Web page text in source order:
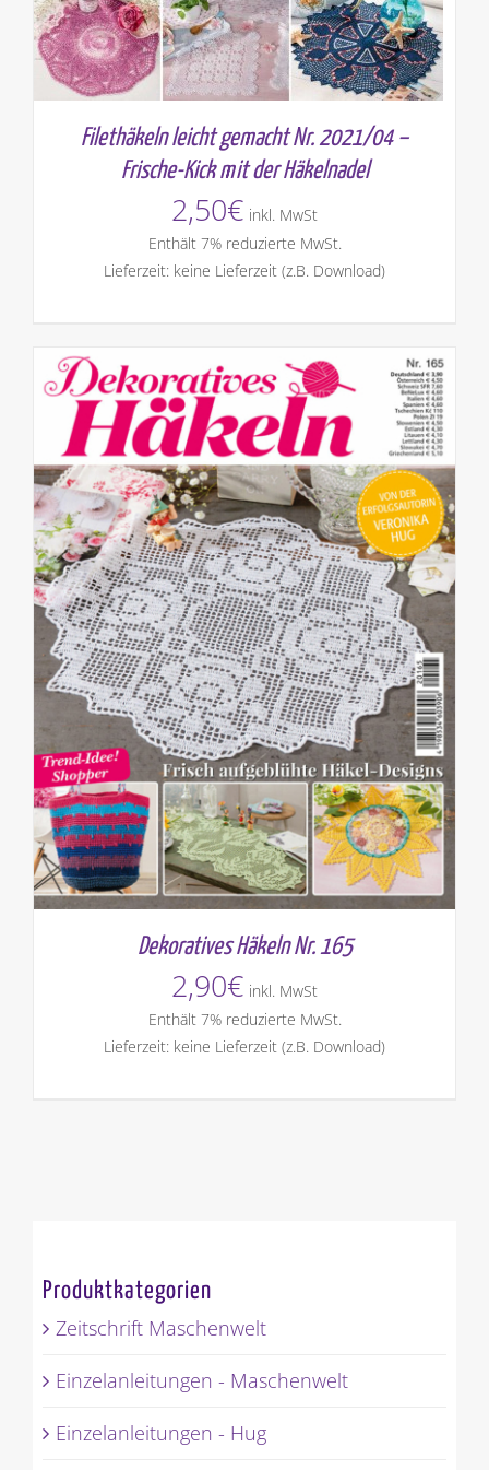
Filethäkeln leicht gemacht Nr. 2021/04 –
Frische-Kick mit der Häkelnadel
2,50€ inkl. MwSt
Enthält 7% reduzierte MwSt.
Lieferzeit: keine Lieferzeit (z.B. Download)
Dekoratives Häkeln Nr. 165
2,90€ inkl. MwSt
Enthält 7% reduzierte MwSt.
Lieferzeit: keine Lieferzeit (z.B. Download)
Produktkategorien
Zeitschrift Maschenwelt
Einzelanleitungen - Maschenwelt
Einzelanleitungen - Hug